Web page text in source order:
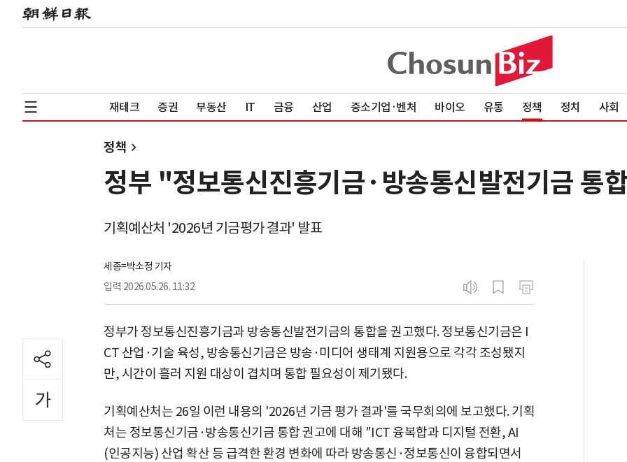
재테크 증권 부동산 IT 금융 산업 중소기업·벤처 바이오 유통 정책 정치 사회
정책
정부 "정보통신진흥기금·방송통신발전기금 통
기획예산처 '2026년 기금평가 결과' 발표
세종=박소정 기자
입력 2026.05.26. 11:32
정부가 정보통신진흥기금과 방송통신발전기금의 통합을 권고했다. 정보통신기금은 I
CT 산업·기술 육성, 방송통신기금은 방송·미디어 생태계 지원용으로 각각 조성됐지
만, 시간이 흘러 지원 대상이 겹치며 통합 필요성이 제기됐다.
기획예산처는 26일 이런 내용의 '2026년 기금 평가 결과'를 국무회의에 보고했다. 기획
처는 정보통신기금·방송통신기금 통합 권고에 대해 "ICT 융복합과 디지털 전환, AI
(인공지능) 산업 확산 등 급격한 환경 변화에 따라 방송통신·정보통신이 융합되면서